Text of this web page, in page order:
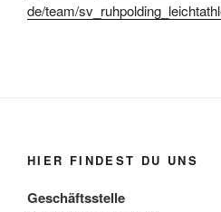
de/team/
HIER FINDEST DU UNS
Geschäftsstelle